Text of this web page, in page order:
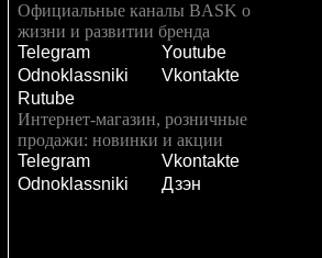
Официальные каналы BASK о
жизни и развитии бренда
Telegram
Youtube
Odnoklassniki
Vkontakte
Rutube
Интернет-магазин, розничные
продажи: новинки и акции
Telegram
Vkontakte
Odnoklassniki
Дзэн